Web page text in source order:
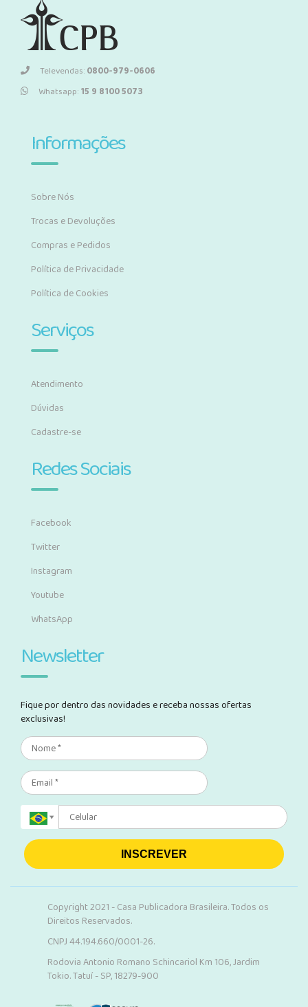
Televendas:0800-979-0606
Whatsapp:15 9 8100 5073
Informações
Sobre Nós
Trocas e Devoluções
Compras e Pedidos
Política de Privacidade
Política de Cookies
Serviços
Atendimento
Dúvidas
Cadastre-se
Redes Sociais
Facebook
Twitter
Instagram
Youtube
WhatsApp
Newsletter
Fique por dentro das novidades e receba nossas ofertas
exclusivas!
INSCREVER
Copyright 2021 - Casa Publicadora Brasileira. Todos os
Direitos Reservados.
CNPJ 44.194.660/0001-26.
Rodovia Antonio Romano Schincariol Km 106, Jardim
Tokio. Tatuí - SP, 18279-900